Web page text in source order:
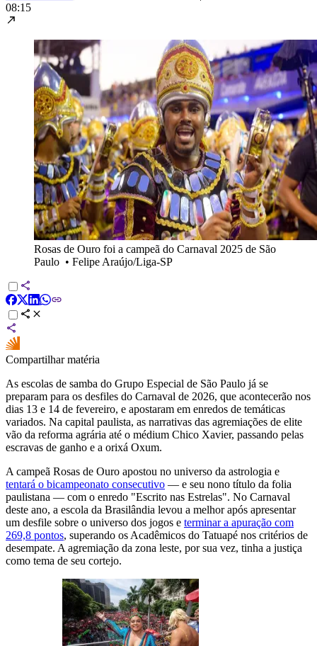
08:15
Rosas de Ouro foi a campeã do Carnaval 2025 de São
Paulo • Felipe Araújo/Liga-SP
Compartilhar matéria
As escolas de samba do Grupo Especial de São Paulo já se
preparam para os desfiles do Carnaval de 2026, que acontecerão nos
dias 13 e 14 de fevereiro, e apostaram em enredos de temáticas
variados. Na capital paulista, as narrativas das agremiações de elite
vão da reforma agrária até o médium Chico Xavier, passando pelas
escravas de ganho e a orixá Oxum.
A campeã Rosas de Ouro apostou no universo da astrologia e
tentará o bicampeonato consecutivo — e seu nono título da folia
paulistana — com o enredo "Escrito nas Estrelas". No Carnaval
deste ano, a escola da Brasilândia levou a melhor após apresentar
um desfile sobre o universo dos jogos e terminar a apuração com
269,8 pontos, superando os Acadêmicos do Tatuapé nos critérios de
desempate. A agremiação da zona leste, por sua vez, tinha a justiça
como tema de seu cortejo.